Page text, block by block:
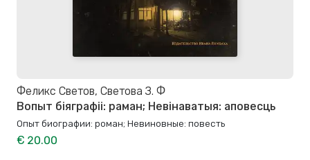
Феликс Светов, Светова З. Ф
Вопыт біяграфіі: раман; Невінаватыя: аповесць
Опыт биографии: роман; Невиновные: повесть
€ 20.00